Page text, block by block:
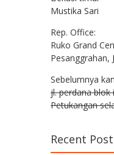
Mustika Sari
Rep. Office:
Ruko Grand
Pesanggrahan,
Sebelumnya
jl. perdana blok
Petukangan
Recent